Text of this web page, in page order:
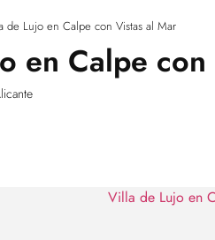
de Lujo en Calpe con Vistas al Mar
en Calpe